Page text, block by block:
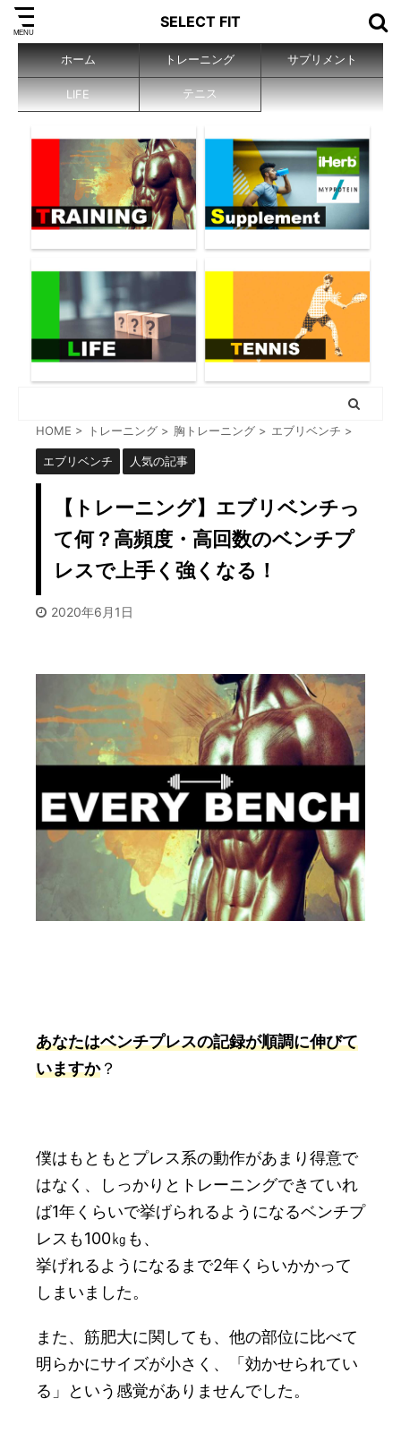
SELECT FIT
ホーム トレーニング サプリメント
LIFE テニス
HOME > トレーニング > 胸トレーニング > エブリベンチ >
エブリベンチ 人気の記事
【トレーニング】エブリベンチっ
て何？高頻度・高回数のベンチプ
レスで上手く強くなる！
2020年6月1日
あなたはベンチプレスの記録が順調に伸びて
いますか？
僕はもともとプレス系の動作があまり得意で
はなく、しっかりとトレーニングできていれ
ば1年くらいで挙げられるようになるベンチプ
レスも100㎏も、
挙げれるようになるまで2年くらいかかって
しまいました。
また、筋肥大に関しても、他の部位に比べて
明らかにサイズが小さく、「効かせられてい
る」という感覚がありませんでした。